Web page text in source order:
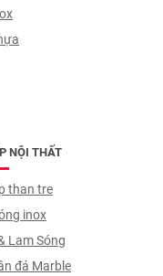
NỘI THẤT
than tre
inox
Lam Sóng
đá Marble